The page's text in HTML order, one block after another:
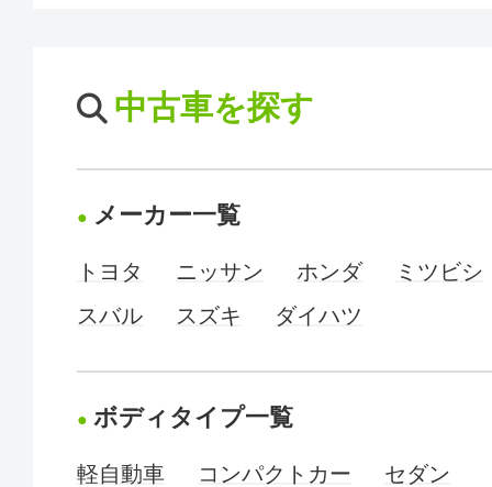
中古車を探す
メーカー一覧
トヨタ ニッサン ホンダ
ミツビシ
スバル
スズキ ダイハツ
ボディタイプ一覧
軽自動車 コンパクトカー
セダン